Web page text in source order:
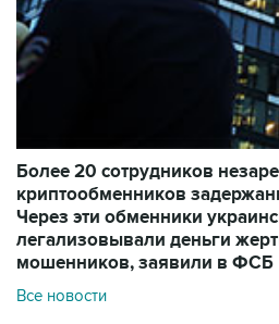
Более 20 сотрудников
криптообменников
Через эти обменники
легализовывали деньги
мошенников, заявили в ФСБ
Все новости